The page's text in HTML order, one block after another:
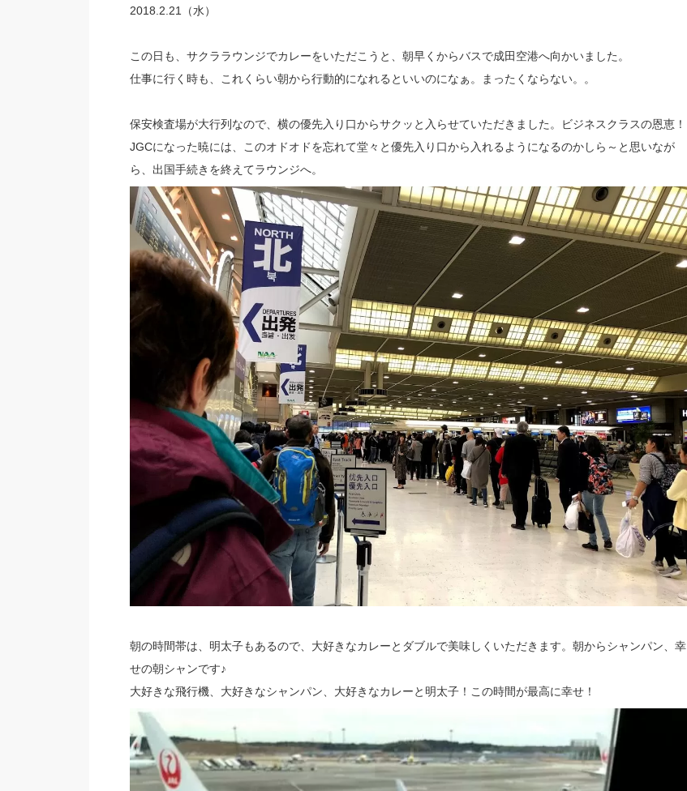
2018.2.21（水）
この日も、サクララウンジでカレーをいただこうと、朝早くからバスで成田空港へ向かいました。
仕事に行く時も、これくらい朝から行動的になれるといいのになぁ。まったくならない。。
保安検査場が大行列なので、横の優先入り口からサクッと入らせていただきました。ビジネスクラスの恩恵！
JGCになった暁には、このオドオドを忘れて堂々と優先入り口から入れるようになるのかしら～と思いなが
ら、出国手続きを終えてラウンジへ。
朝の時間帯は、明太子もあるので、大好きなカレーとダブルで美味しくいただきます。朝からシャンパン、幸
せの朝シャンです♪
大好きな飛行機、大好きなシャンパン、大好きなカレーと明太子！この時間が最高に幸せ！